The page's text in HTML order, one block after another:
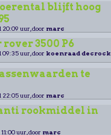
blijft hoog
20:09 uur, door marc
3500 P6
09:35 uur, door koenraad decrock
te
22:05 uur, door marc
rookmiddel in
uur, door marc